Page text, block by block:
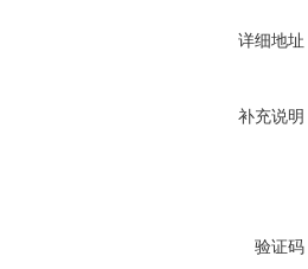
详细地址
补充说明
验证码